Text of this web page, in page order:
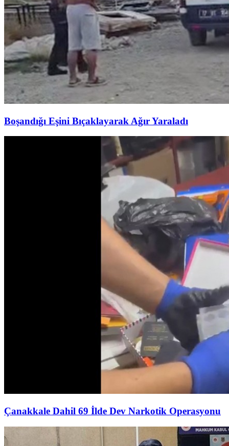
Boşandığı Eşini Bıçaklayarak Ağır Yaraladı
Çanakkale Dahil 69 İlde Dev Narkotik Operasyonu